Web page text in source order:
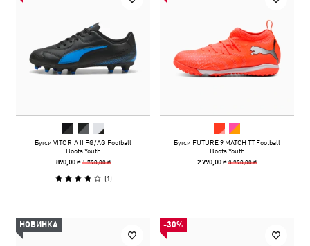
Бутси VITORIA II FG/AG Football
Boots Youth
890,00 ₴ 1 790,00 ₴
(1)
Бутси FUTURE 9 MATCH TT Football
Boots Youth
2 790,00 ₴3 990,00 ₴
НОВИНКА -30%